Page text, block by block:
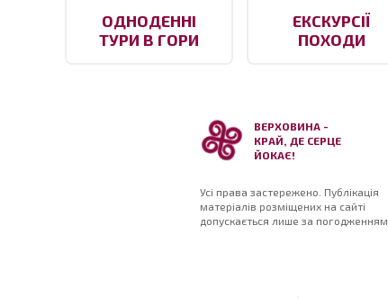
ОДНОДЕННІ
ТУРИ В ГОРИ
ЕКСКУРСІЇ
ПОХОДИ
ВЕРХОВИНА -
КРАЙ, ДЕ СЕРЦЕ
ЙОКАЄ!
Усі права застережено. Публікація
матеріалів розміщених на сайті
допускається лише за погодженням.